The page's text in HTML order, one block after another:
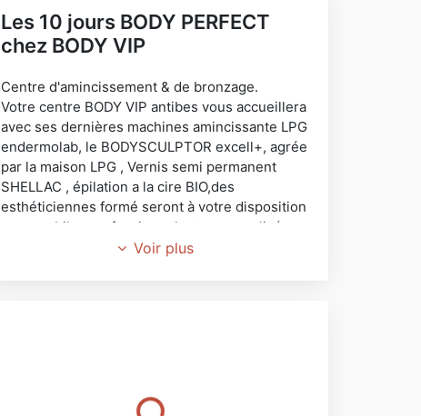
Les 10 jours BODY PERFECT
chez BODY VIP
Centre d'amincissement & de bronzage.
Votre centre BODY VIP antibes vous accueillera
avec ses dernières machines amincissante LPG
endermolab, le BODYSCULPTOR excell+, agrée
par la maison LPG , Vernis semi permanent
SHELLAC , épilation a la cire BIO,des
esthéticiennes formé seront à votre disposition
pour un bilan professionnel et personnalisé .
Situé au 2139 route de grâce dans le centre
Voir plus